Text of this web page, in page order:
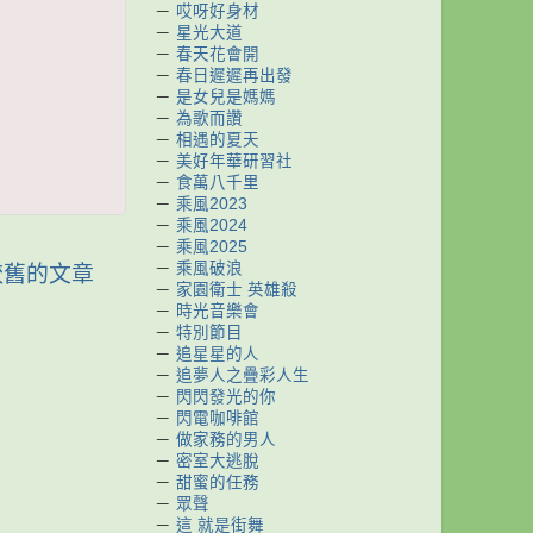
的文章
－ 哎呀好身材
－ 星光大道
－ 春天花會開
－ 春日遲遲再出發
－ 是女兒是媽媽
－ 為歌而讚
－ 相遇的夏天
－ 美好年華研習社
－ 食萬八千里
－ 乘風2023
－ 乘風2024
－ 乘風2025
－ 乘風破浪
－ 家園衛士 英雄殺
－ 時光音樂會
－ 特別節目
－ 追星星的人
－ 追夢人之疊彩人生
－ 閃閃發光的你
－ 閃電咖啡館
－ 做家務的男人
－ 密室大逃脫
－ 甜蜜的任務
－ 眾聲
－ 這 就是街舞